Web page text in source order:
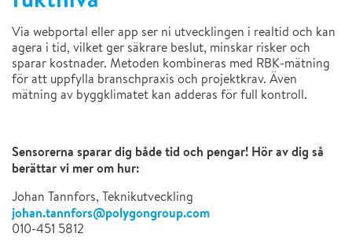
Via webportal ellerapp ser ni utvecklingen i realtid och kan
agera i tid, vilket ger säkrare beslut, minskar risker och
sparar kostnader. Metoden kombineras med RBK-mätning
för att uppfylla branschpraxis och projektkrav. Även
mätning av byggklimatet kan adderas för full kontroll.
Sensorerna sparar dig både tid och pengar! Hör av dig så
berättar vi mer om hur:
Johan Tannfors, Teknikutveckling
johan.tannfors@polygongroup.com
010-451 5812